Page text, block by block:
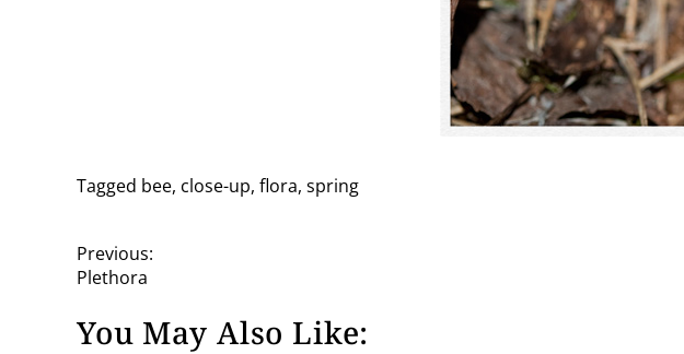
Tagged bee, close-up, flora, spring
P
o
s
Previous:
Plethora
You May Also Like: